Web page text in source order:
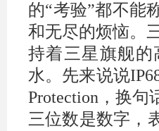
的“考验”都不能
和无尽的烦恼。
持着三星旗舰的
水。先来说说
Protection，换
三位数是数字，